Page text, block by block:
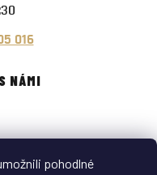
pohodlné
016
NÁMI